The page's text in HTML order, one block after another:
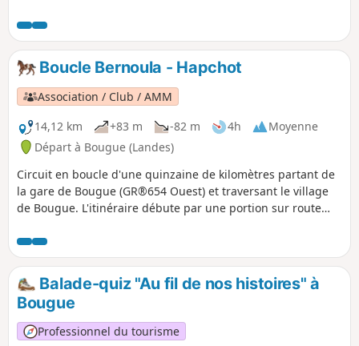
Boucle Bernoula - Hapchot
Association / Club / AMM
14,12 km
+83 m -82 m 4h
Moyenne
Départ à Bougue (Landes)
Circuit en boucle d'une quinzaine de kilomètres partant de
la gare de Bougue (GR®654 Ouest) et traversant le village
de Bougue. L'itinéraire débute par une portion sur route
en pleine végétation puis des pistes DFCI.
Balade-quiz "Au fil de nos histoires" à
Bougue
Professionnel du tourisme